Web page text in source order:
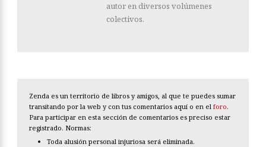
autor en diversos volúmenes
colectivos.
Zenda es un territorio de libros y amigos, al que te puedes sumar
transitando por la web y con tus comentarios aquí o en el foro.
Para participar en esta sección de comentarios es preciso estar
registrado. Normas:
Toda alusión personal injuriosa será eliminada.